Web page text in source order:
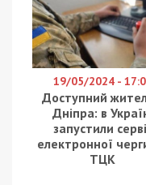
19/05/2024 -
Доступний
Дніпра: в
запустили
електронної
ТЦК